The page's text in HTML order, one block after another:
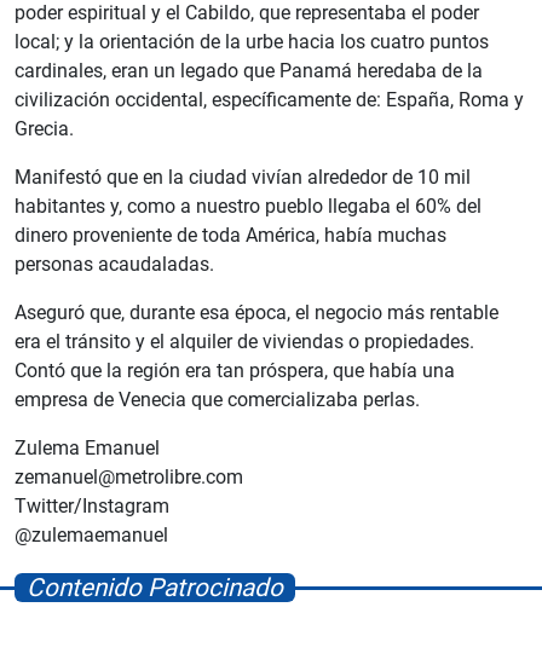
poder espiritual y el Cabildo, que representaba el poder
local; y la orientación de la urbe hacia los cuatro puntos
cardinales, eran un legado que Panamá heredaba de la
civilización occidental, específicamente de: España, Roma y
Grecia.
Manifestó que en la ciudad vivían alrededor de 10 mil
habitantes y, como a nuestro pueblo llegaba el 60% del
dinero proveniente de toda América, había muchas
personas acaudaladas.
Aseguró que, durante esa época, el negocio más rentable
era el tránsito y el alquiler de viviendas o propiedades.
Contó que la región era tan próspera, que había una
empresa de Venecia que comercializaba perlas.
Zulema Emanuel
zemanuel@metrolibre.com
Twitter/Instagram
@zulemaemanuel
Contenido Patrocinado